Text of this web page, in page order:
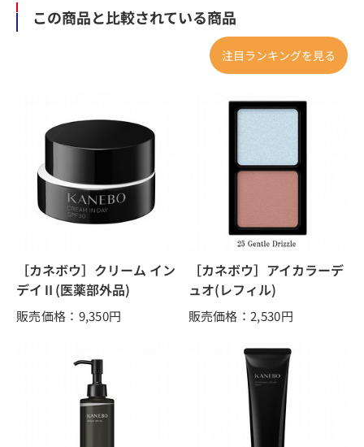
この商品と比較されている商品
注目ランキングを見る
［カネボウ］クリーム イン
デイⅡ(医薬部外品)
販売価格：9,350円
［カネボウ］アイカラーデ
ュオ(レフィル)
販売価格：2,530円